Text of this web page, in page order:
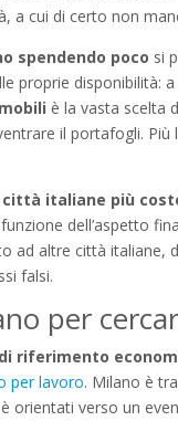
a cui di certo non
spendendo poco si
proprie disponibilità:
è la vasta scelta
il portafogli.
italiane più
dell’aspetto
ad altre città italiane,
falsi.
per
riferimento
per lavoro. Milano è
orientati verso un